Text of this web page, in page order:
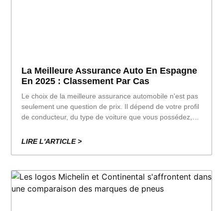
La Meilleure Assurance Auto En Espagne
En 2025 : Classement Par Cas
Le choix de la meilleure assurance automobile n'est pas
seulement une question de prix. Il dépend de votre profil
de conducteur, du type de voiture que vous possédez,
de votre préférence pour une assistance immédiate ou
LIRE L'ARTICLE >